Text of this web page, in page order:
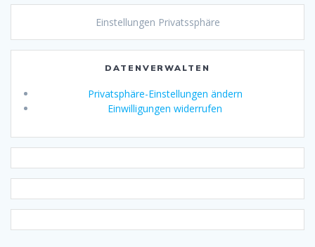
Einstellungen Privatssphäre
DATENVERWALTEN
Privatsphäre-Einstellungen ändern
Einwilligungen widerrufen